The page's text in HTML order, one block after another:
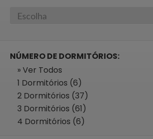
NÚMERO DE DORMITÓRIOS:
» Ver Todos
1 Dormitórios (6)
2 Dormitórios (37)
3 Dormitórios (61)
4 Dormitórios (6)